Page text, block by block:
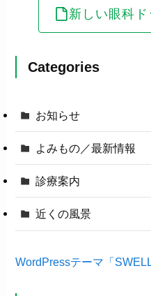
新しい眼科ド
Categories
お知らせ
よみもの／最新情報
診療案内
近くの風景
WordPressテーマ「SWELL